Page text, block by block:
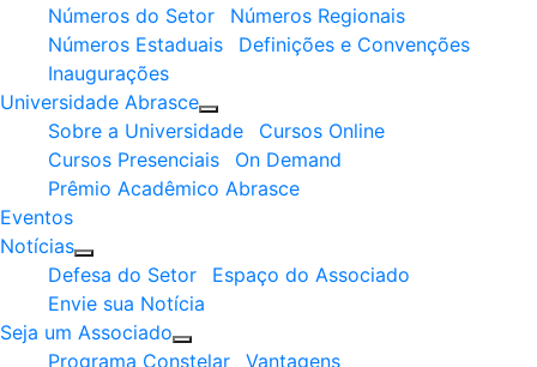
Números do Setor
Números Regionais
Números Estaduais
Definições e Convenções
Inaugurações
Universidade Abrasce
Sobre a Universidade
Cursos Online
Cursos Presenciais
On Demand
Prêmio Acadêmico Abrasce
Eventos
Notícias
Defesa do Setor
Espaço do Associado
Envie sua Notícia
Seja um Associado
Programa Constelar
Vantagens